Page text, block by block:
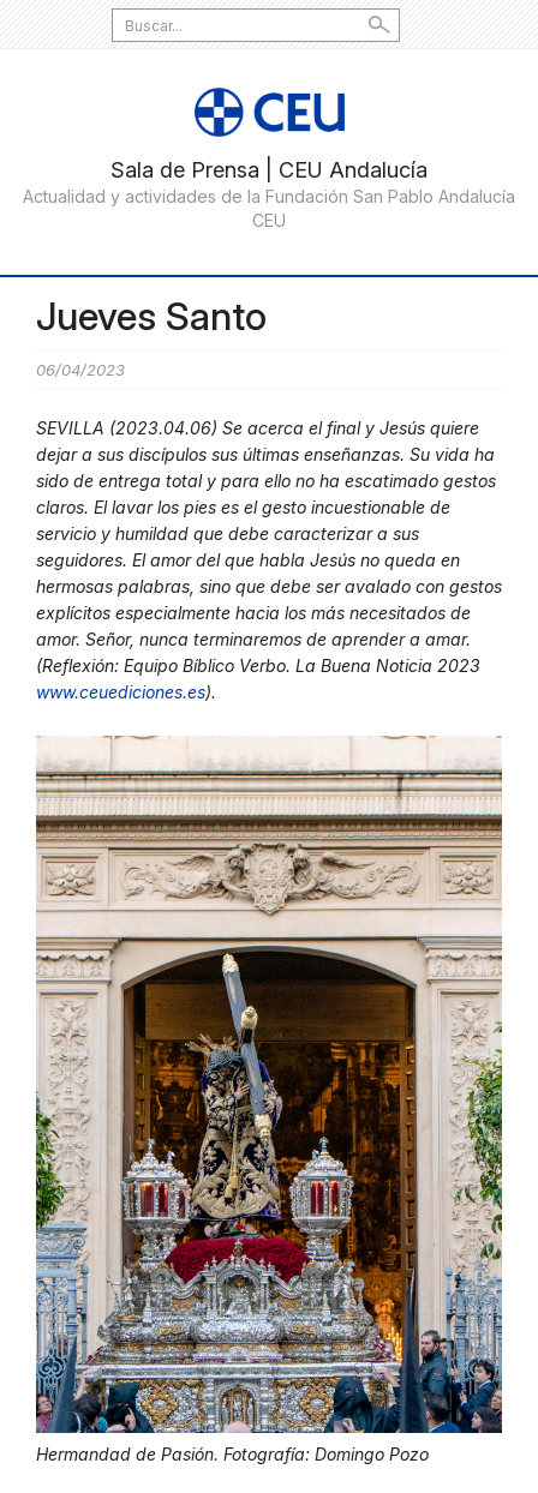
Search
for:
Jueves Santo
06/04/2023
SEVILLA (2023.04.06) Se acerca el final y Jesús quiere
dejar a sus discípulos sus últimas enseñanzas. Su vida ha
sido de entrega total y para ello no ha escatimado gestos
claros. El lavar los pies es el gesto incuestionable de
servicio y humildad que debe caracterizar a sus
seguidores. El amor del que habla Jesús no queda en
hermosas palabras, sino que debe ser avalado con gestos
explícitos especialmente hacia los más necesitados de
amor. Señor, nunca terminaremos de aprender a amar.
(Reflexión: Equipo Bíblico Verbo. La Buena Noticia 2023
www.ceuediciones.es).
Hermandad de Pasión. Fotografía: Domingo Pozo